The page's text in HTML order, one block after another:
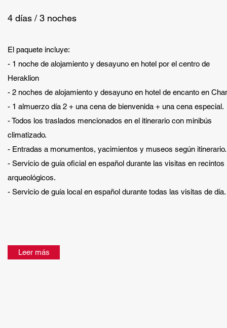
4 días / 3 noches
El paquete incluye:
- 1 noche de alojamiento y desayuno en hotel por el centro de
Heraklion
- 2 noches de alojamiento y desayuno en hotel de encanto en
- 1 almuerzo día 2 + una cena de bienvenida + una cena especial.
- Todos los traslados mencionados en el itinerario con minibús
climatizado.
- Entradas a monumentos, yacimientos y museos según itinerario.
- Servicio de guía oficial en español durante las visitas en recintos
arqueológicos.
- Servicio de guía local en español durante todas las visitas de día.
Leer más